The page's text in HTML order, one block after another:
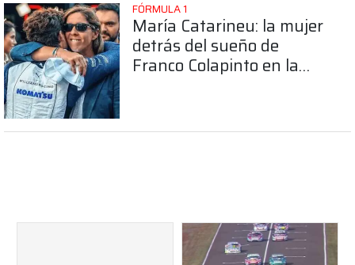
FÓRMULA 1
María Catarineu: la mujer
detrás del sueño de
Franco Colapinto en la